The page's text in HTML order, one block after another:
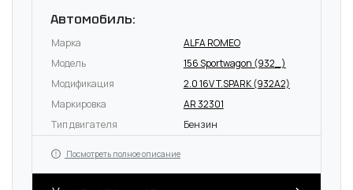
Автомобиль:
Марка
ALFA ROMEO
Модель
156 Sportwagon (932_)
Модификация
2.0 16V T.SPARK (932A2)
Маркировка
AR 32301
Тип двигателя
Бензин
Посмотреть полное описание